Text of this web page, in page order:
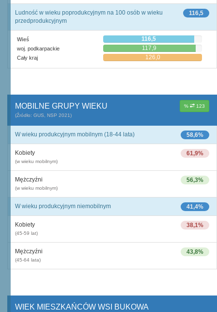
116,5
Ludność w wieku poprodukcyjnym na 100 osób w wieku
przedprodukcyjnym
Wieś 116,5
woj. podkarpackie 117,9
Cały kraj 126,0
% 123
MOBILNE GRUPY WIEKU
(Źródło: GUS, NSP 2021)
58,6%
W wieku produkcyjnym mobilnym (18-44 lata)
61,9%
Kobiety
(w wieku mobilnym)
56,3%
Mężczyźni
(w wieku mobilnym)
41,4%
W wieku produkcyjnym niemobilnym
38,1%
Kobiety
(45-59 lat)
43,8%
Mężczyźni
(45-64 lata)
WIEK MIESZKAŃCÓW WSI BUKOWA